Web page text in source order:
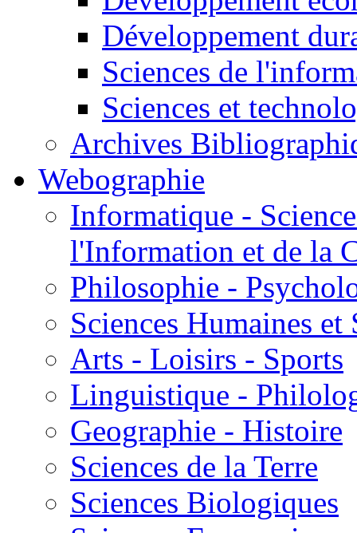
Développement
Sciences de
Sciences et
Archives
Webographie
Informatique -
l'Information et de la
Philosophie -
Sciences Humaines et
Arts - Loisirs - Sports
Linguistique -
Geographie - Histoire
Sciences de la Terre
Sciences Biologiques